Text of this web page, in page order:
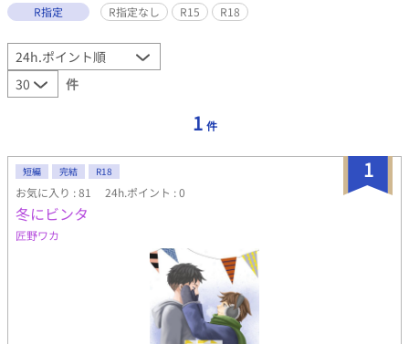
R指定
R指定なし R15 R18
件
1 件
1
短編 完結 R18
お気に入り : 81 24h.ポイント : 0
冬にビンタ
匠野ワカ